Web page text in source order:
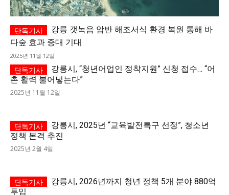
강릉 갯녹음 암반 해조서식 환경 복원 통해 바
다숲 효과 증대 기대
2025년 11월 12일
강릉시, “청년어업인 정착지원” 신청 접수… “어
촌 활력 불어넣는다”
2025년 11월 12일
강릉시, 2025년 “교육발전특구 선정”, 청소년
정책 본격 추진
2025년 2월 4일
강릉시, 2026년까지 청년 정책 5개 분야 880억
투입